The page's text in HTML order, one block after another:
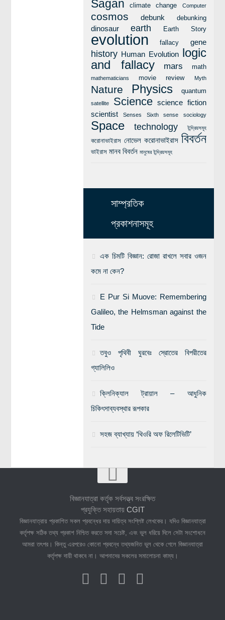
Sagan
climate change Computer
cosmos debunk debunking
dinosaur earth Earth Story
evolution fallacy gene
history Human Evolution
logic
and fallacy
mars math
mathematicians movie review Myth
Nature Physics quantum
satellite Science science fiction
scientist
Senses Sixth sense sociology
Space technology ইন্দ্রিয়সমূহ
করোনাভাইরাস নোভেল করোনাভাইরাস বিবর্তন
ভাইরাস মানব বিবর্তন মানুষের ইন্দ্রিয়সমূহ
সাম্প্রতিক
প্রকাশনাসমূহ
এক চিমটি বিজ্ঞান: রোজা রাখলে সবার ওজন
কমে না কেন?
E Pur Si Muove: Remembering
Galileo, the Helmsman against the
Tide
তবুও পৃথিবী ঘুরবেঃ স্রোতের বিপরীতের
গ্যালিলিও
ক্লিনিক্যাল ট্রায়াল – আধুনিক
চিকিৎসাব্যবস্থার রূপকার
সহজ ব্যাখ্যায় ‘থিওরি অফ রিলেটিভিটি’
বিজ্ঞানযাত্রা কর্তৃক সর্বসত্ত্ব সংরক্ষিত
প্রযুক্তি সহায়তায় CGIT
বিজ্ঞানযাত্রায় প্রকাশিত সকল প্রবন্ধের দায় দায়িত্ব সংশ্লিষ্ট লেখকের। যদিও বিজ্ঞানযাত্রা
কর্তৃপক্ষ সঠিক তথ্য প্রকাশ নিশ্চিত করতে সদা সচেষ্ট, এবং ভুল ধরিয়ে দিলে সেটা সংশোধনে
আমরা তৎপর। কিন্তু এরপরেও কোনো প্রবন্ধে তথ্যজনিত ভুল থেকে গেলে বিজ্ঞানযাত্রা
কর্তৃপক্ষ দায়ী থাকবে না। আপনাদের সকলের সমালোচনা কাম্য।